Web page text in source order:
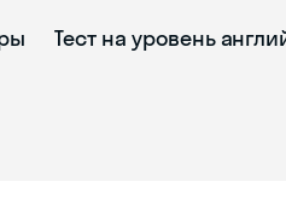
Тест на уровень